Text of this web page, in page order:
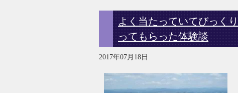
よく当たっていてびっく
ってもらった体験談
2017年07月18日